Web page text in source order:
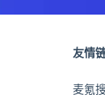
友情
麦氪